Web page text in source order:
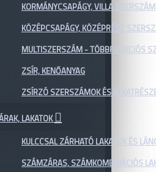
KORMÁNYCSAPÁGY, VILLA SZERSZÁM
KÖZÉPCSAPÁGY, KÖZÉPRÉSZ
MULTISZERSZÁM - TÖBBFUNKCIÓS
ZSÍR, KENŐANYAG
ZSÍRZÓ SZERSZÁMOK ÉS
LAKATOK
KULCCSAL ZÁRHATÓ LAKATOK ÉS
SZÁMZÁRAS, SZÁMKOMBINÁCIÓS